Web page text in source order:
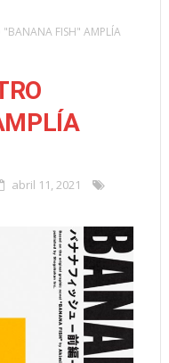
"BANANA FISH" AMPLÍA
abril 11, 2021